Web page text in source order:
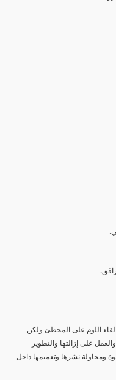
اللوم على المخطئ ولكن
على إزالتها والتطوير
ومحاولة نشرها وتعميمها داخل